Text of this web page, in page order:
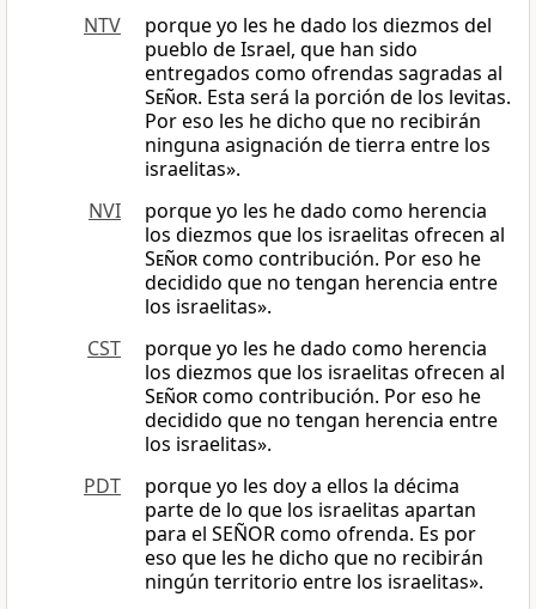
NTV
porque yo les he dado los diezmos del
pueblo de Israel, que han sido
entregados como ofrendas sagradas al
Señor. Esta será la porción de los levitas.
Por eso les he dicho que no recibirán
ninguna asignación de tierra entre los
israelitas».
NVI
porque yo les he dado como herencia
los diezmos que los israelitas ofrecen al
Señorcomo contribución. Por eso he
decidido que no tengan herencia entre
los israelitas».
CST
porque yo les he dado como herencia
los diezmos que los israelitas ofrecen al
Señorcomo contribución. Por eso he
decidido que no tengan herencia entre
los israelitas».
PDT
porque yo les doy a ellos la décima
parte de lo que los israelitas apartan
para el SEÑOR como ofrenda. Es por
eso que les he dicho que no recibirán
ningún territorio entre los israelitas».